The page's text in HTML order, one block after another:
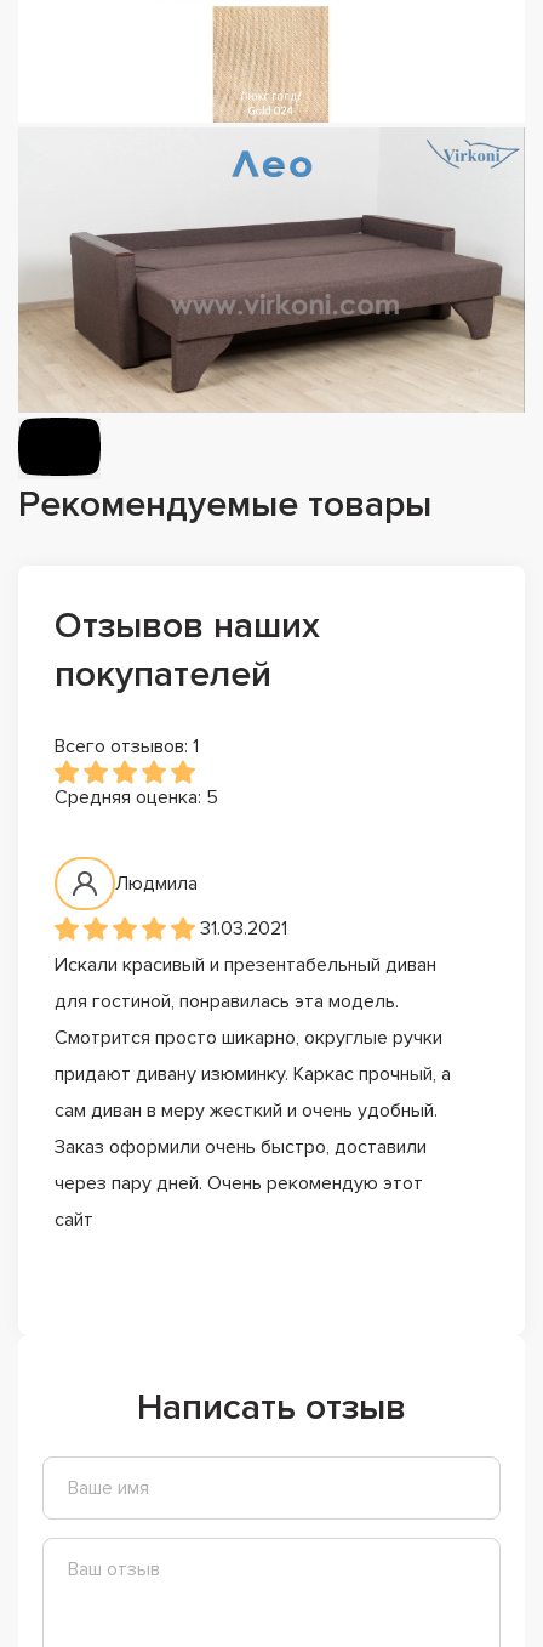
Рекомендуемые товары
Отзывов наших
покупателей
Всего отзывов: 1
Средняя оценка: 5
Людмила
31.03.2021
Искали красивый и презентабельный диван
для гостиной, понравилась эта модель.
Смотрится просто шикарно, округлые ручки
придают дивану изюминку. Каркас прочный, а
сам диван в меру жесткий и очень удобный.
Заказ оформили очень быстро, доставили
через пару дней. Очень рекомендую этот
сайт
Написать отзыв